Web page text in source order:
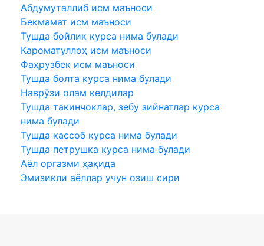
Абдумуталлиб исм маъноси
Бекмамат исм маъноси
Тушда бойлик курса нима булади
Кароматуллоҳ исм маъноси
Фаҳрузбек исм маъноси
Тушда болта курса нима булади
Наврўзи олам келдилар
Тушда такинчоклар, зебу зийнатлар курса
нима булади
Тушда кассоб курса нима булади
Тушда петрушка курса нима булади
Аёл оргазми ҳақида
Эмизикли аёллар учун озиш сири